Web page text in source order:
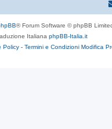
® Forum Software © phpBB
Italiana phpBB-Italia.it
Policy - Termini e Condizioni Modifica